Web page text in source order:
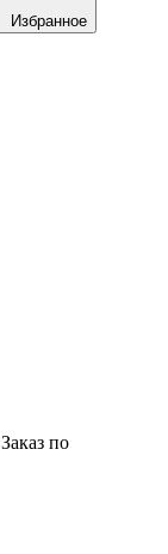
Избранное
Заказ по